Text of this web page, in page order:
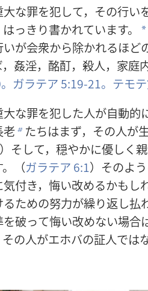
大な罪を犯して，その行い
っきり書かれています。 a
いが会衆から除かれるほど
姦淫， 酩酊， 殺人， 家庭
ガラテア 5:19-21。 テモテ
大な罪を犯した人が自動的
老b たちはまず，その人が
）そして， 穏やかに優しく親
。（ガラテア 6:1）そのよう
気付き， 悔い改めるかもし
るための努力が繰り返し払
を破って悔い改めない場合
の人がエホバの証人では